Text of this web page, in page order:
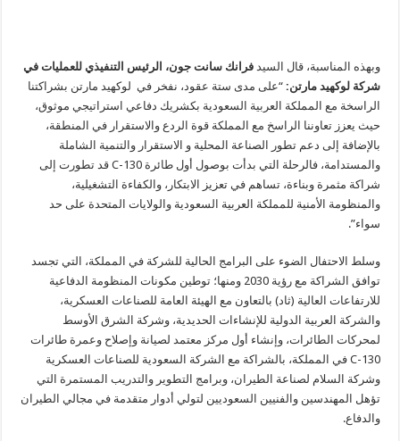
وبهذه المناسبة، قال السيد فرانك سانت جون، الرئيس التنفيذي للعمليات في
شركة لوكهيد مارتن:“على مدى ستة عقود، نفخر في لوكهيد مارتن بشراكتنا
الراسخة مع المملكة العربية السعودية بكشريك دفاعي استراتيجي موثوق،
حيث يعزز تعاوننا الراسخ مع المملكة قوة الردع والاستقرار في المنطقة،
بالإضافة إلى دعم تطور الصناعة المحلية و الاستقرار والتنمية الشاملة
والمستدامة، فالرحلة التي بدأت بوصول أول طائرة C-130 قد تطورت إلى
شراكة مثمرة وبناءة، تساهم في تعزيز الابتكار، والكفاءة التشغيلية،
والمنظومة الأمنية للمملكة العربية السعودية والولايات المتحدة على حد
سواء”.
وسلط الاحتفال الضوء على البرامج الحالية للشركة في المملكة، التي تجسد
توافق الشراكة مع رؤية 2030 ومنها؛ توطين مكونات المنظومة الدفاعية
للارتفاعات العالية (ثاد) بالتعاون مع الهيئة العامة للصناعات العسكرية،
والشركة العربية الدولية للإنشاءات الحديدية، وشركة الشرق الأوسط
لمحركات الطائرات، وإنشاء أول مركز معتمد لصيانة وإصلاح وعمرة طائرات
C-130 في المملكة، بالشراكة مع الشركة السعودية للصناعات العسكرية
وشركة السلام لصناعة الطيران، وبرامج التطوير والتدريب المستمرة التي
تؤهل المهندسين والفنيين السعوديين لتولي أدوار متقدمة في مجالي الطيران
والدفاع.